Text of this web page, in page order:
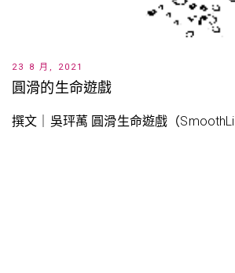
23 8 月, 2021
圓滑的生命遊戲
撰文｜吳玶萭 圓滑生命遊戲（SmoothLi